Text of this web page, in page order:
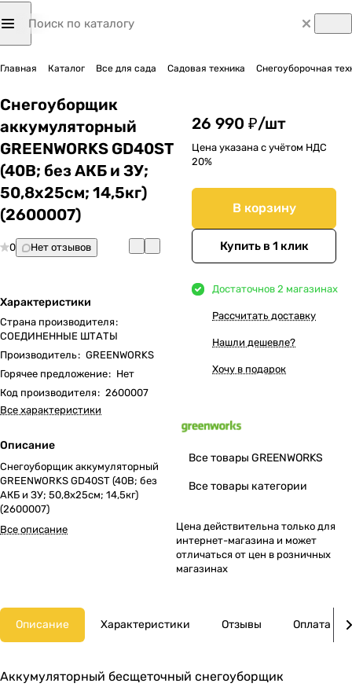
Главная Каталог Все для сада Садовая техника Снегоуборочная
Снегоуборщик
аккумуляторный
GREENWORKS GD40ST
(40В; без АКБ и ЗУ;
50,8х25см; 14,5кг)
(2600007)
0 Нет отзывов
Характеристики
Страна производителя:
СОЕДИНЕННЫЕ ШТАТЫ
Производитель: GREENWORKS
Горячее предложение: Нет
Код производителя: 2600007
Все характеристики
Описание
Снегоуборщик аккумуляторный
GREENWORKS GD40ST (40В; без
АКБ и ЗУ; 50,8х25см; 14,5кг)
(2600007)
Все описание
26 990 ₽/шт
Цена указана с учётом НДС
20%
В корзину
Купить в 1 клик
Достаточнов 2 магазинах
Рассчитать доставку
Нашли дешевле?
Хочу в подарок
Все товары GREENWORKS
Все товары категории
Цена действительна только для
интернет-магазина и может
отличаться от цен в розничных
магазинах
Описание Характеристики Отзывы Оплата
Аккумуляторный бесщеточный снегоуборщик